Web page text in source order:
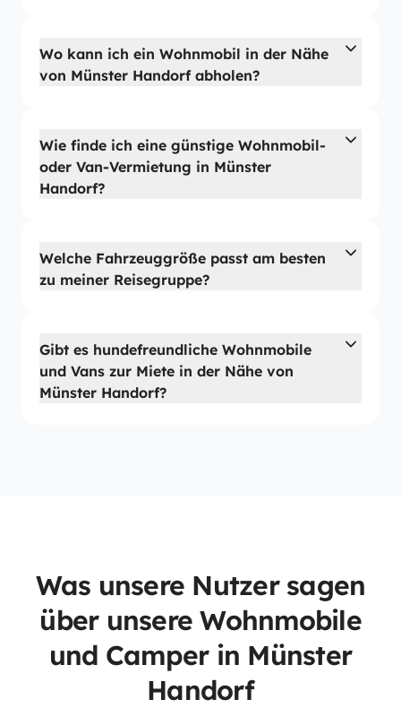
Wo kann ich ein Wohnmobil in der Nähe
von Münster Handorf abholen?
Wie finde ich eine günstige Wohnmobil-
oder Van-Vermietung in Münster
Handorf?
Welche Fahrzeuggröße passt am besten
zu meiner Reisegruppe?
Gibt es hundefreundliche Wohnmobile
und Vans zur Miete in der Nähe von
Münster Handorf?
Was unsere Nutzer sagen
über unsere Wohnmobile
und Camper in Münster
Handorf